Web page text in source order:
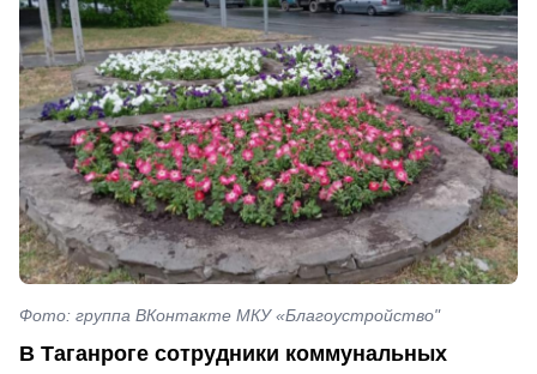
Фото: группа ВКонтакте МКУ «Благоустройство"
В Таганроге сотрудники коммунальных